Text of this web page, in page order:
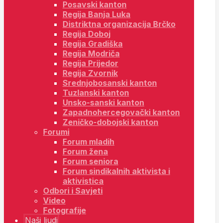
Posavski kanton
Regija Banja Luka
Distriktna organizacija Brčko
Regija Doboj
Regija Gradiška
Regija Modriča
Regija Prijedor
Regija Zvornik
Srednjobosanski kanton
Tuzlanski kanton
Unsko-sanski kanton
Zapadnohercegovački kanton
Zeničko-dobojski kanton
Forumi
Forum mladih
Forum žena
Forum seniora
Forum sindikalnih aktivista i
aktivistica
Odbori i Savjeti
Video
Fotografije
Naši ljudi